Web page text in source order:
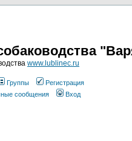
www.lublinec.ru
Группы
Регистрация
сообщения Вход